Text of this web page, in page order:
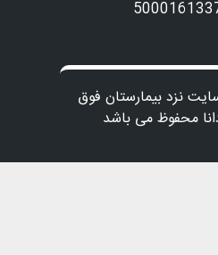
نزد بیمارستان فوق